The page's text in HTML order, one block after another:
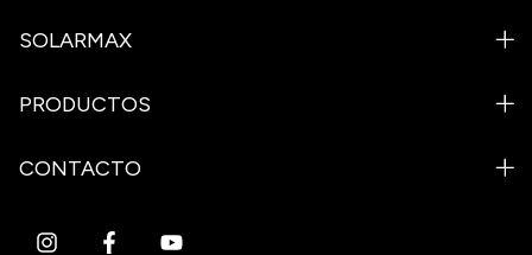
SOLARMAX
PRODUCTOS
CONTACTO